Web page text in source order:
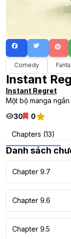
Comedy
Instant
Instant Regret
Một bộ manga
30
0
Chapters (13)
Danh sách
Chapter 9.7
Chapter 9.6
Chapter 9.5